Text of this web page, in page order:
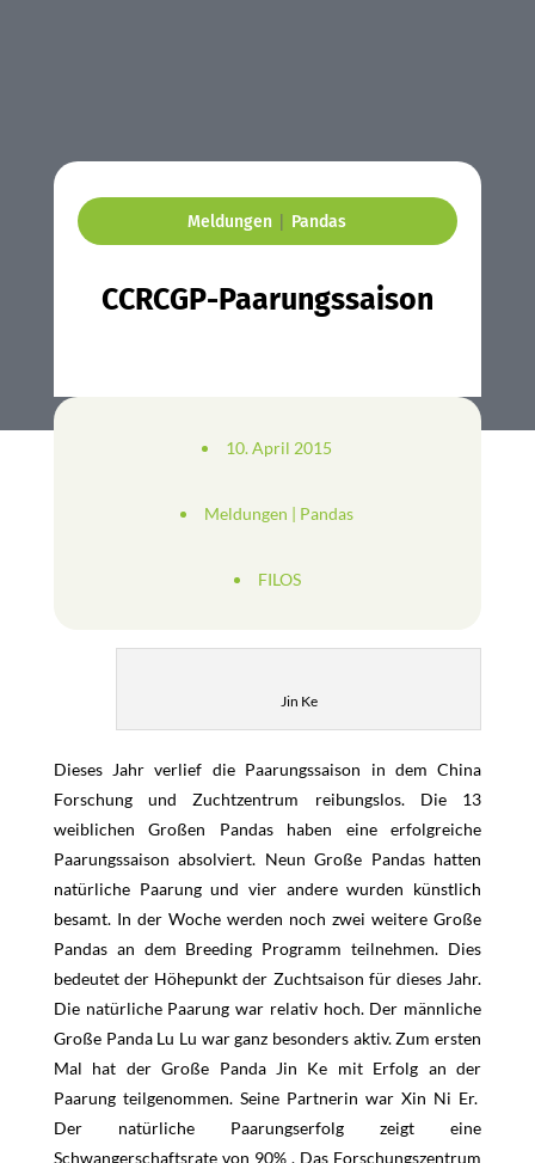
Meldungen | Pandas
CCRCGP-Paarungssaison
10. April 2015
Meldungen | Pandas
FILOS
Jin Ke
Dieses Jahr verlief die Paarungssaison in dem China
Forschung und Zuchtzentrum reibungslos. Die 13
weiblichen Großen Pandas haben eine erfolgreiche
Paarungssaison absolviert. Neun Große Pandas hatten
natürliche Paarung und vier andere wurden künstlich
besamt. In der Woche werden noch zwei weitere Große
Pandas an dem Breeding Programm teilnehmen. Dies
bedeutet der Höhepunkt der Zuchtsaison für dieses Jahr.
Die natürliche Paarung war relativ hoch. Der männliche
Große Panda Lu Lu war ganz besonders aktiv. Zum ersten
Mal hat der Große Panda Jin Ke mit Erfolg an der
Paarung teilgenommen. Seine Partnerin war Xin Ni Er.
Der natürliche Paarungserfolg zeigt eine
Schwangerschaftsrate von 90% . Das Forschungszentrum